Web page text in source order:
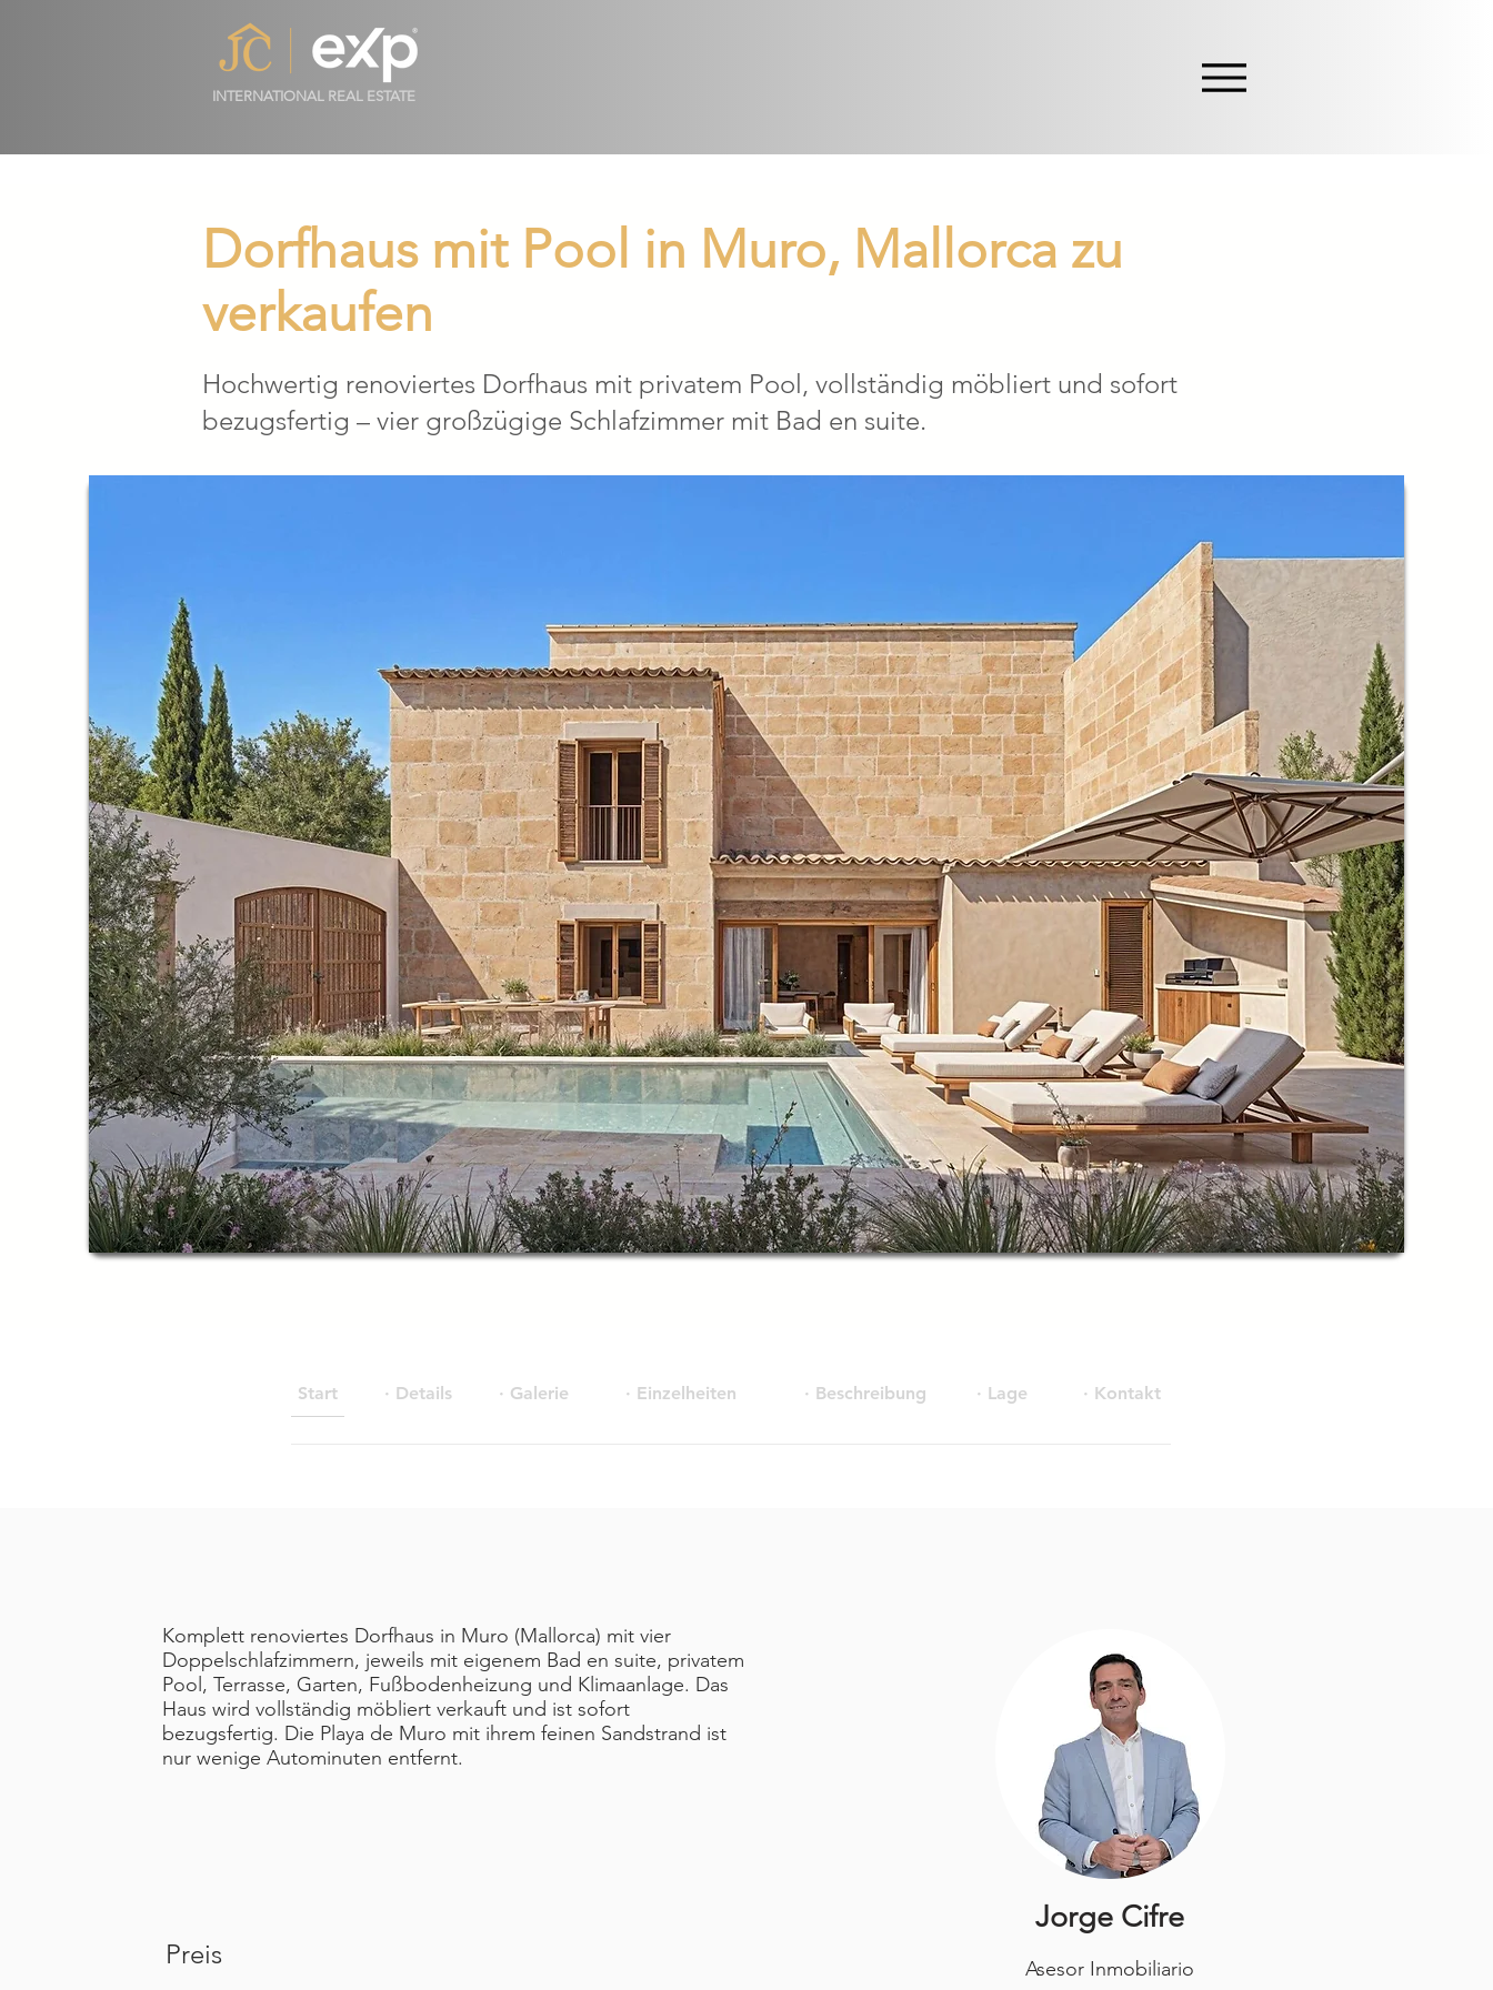
INTERNATIONAL REAL ESTATE
Start · Details · Galerie · Einzelheiten · Beschreibung · Lage · Kontakt
Dorfhaus mit Pool in Muro, Mallorca zu
verkaufen
Hochwertig renoviertes Dorfhaus mit privatem Pool, vollständig möbliert und sofort
bezugsfertig – vier großzügige Schlafzimmer mit Bad en suite.
Komplett renoviertes Dorfhaus in Muro (Mallorca) mit vier
Doppelschlafzimmern, jeweils mit eigenem Bad en suite, privatem
Pool, Terrasse, Garten, Fußbodenheizung und Klimaanlage. Das
Haus wird vollständig möbliert verkauft und ist sofort
bezugsfertig. Die Playa de Muro mit ihrem feinen Sandstrand ist
nur wenige Autominuten entfernt.
Preis
Jorge Cifre
Asesor Inmobiliario